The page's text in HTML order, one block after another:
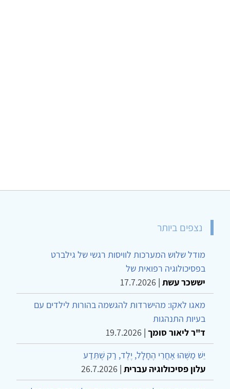
נצפים ביותר
מודל שלוש המערכות לוויסות רגשי של גילברט
בפסיכולוגיה רפואית של
יששכר עשת |
17.7.2026
מאגו לאקו: מהישרדות להגשמה בהורות לילדים עם
בעיות התנהגות
ד"ר ליאור סומך |
19.7.2026
יֵשׁ מַשֶּׁהוּ אַחֲרֵי הֶחָלָל, יֶלֶד, רַק שֶׁתֵּדַע
עלון פסיכולוגיה עברית |
26.7.2026